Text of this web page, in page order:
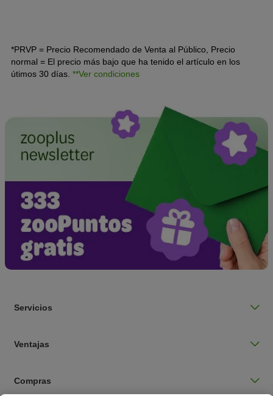
*PRVP = Precio Recomendado de Venta al Público, Precio
normal = El precio más bajo que ha tenido el artículo en los
útimos 30 días. **Ver condiciones
Servicios
Ventajas
Compras